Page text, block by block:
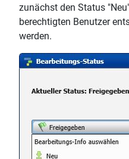
zunächst den Status
berechtigten Benutzer
werden.